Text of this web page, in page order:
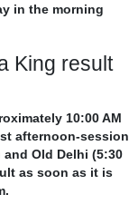
in the morning
King result
10:00 AM
afternoon-session
and Old Delhi (5:30
as soon as it is